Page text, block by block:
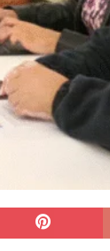
Municipal
ALTO
León XIV viajará a